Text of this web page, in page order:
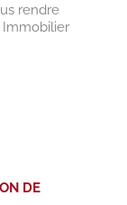
rendre
DE